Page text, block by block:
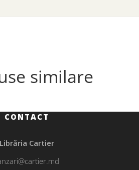
similare
CONTACT
Librăria Cartier